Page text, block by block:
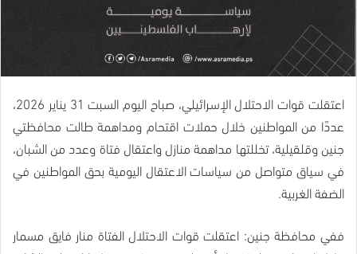
اعتقلت قوات الاحتلال الإسرائيلي، صباح اليوم السبت 31 يناير 2026،
عددًا من المواطنين خلال حملات اقتحام ومداهمة طالت محافظتي
جنين وقلقيلية، تخللتها مداهمة منازل واعتقال فتاة وعدد من الشبان،
في سياق متواصل من سياسات الاعتقال اليومية بحق المواطنين في
الضفة الغربية.
ففي محافظة جنين: اعتقلت قوات الاحتلال الفتاة منار فايق مسمار